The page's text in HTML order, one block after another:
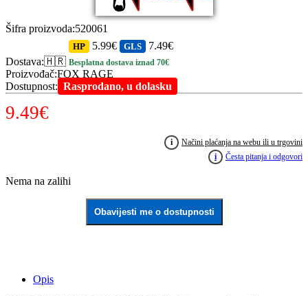
Šifra proizvoda:520061
Dostava:🇭🇷
HP 5.99€ GLS 7.49€
Besplatna dostava iznad 70€
Proizvođač:FOX RAGE
Dostupnost: Rasprodano, u dolasku
9.49€
i
Načini plaćanja na webu ili u trgovini
i
Česta pitanja i odgovori
Nema na zalihi
Obavijesti me o dostupnosti
Opis